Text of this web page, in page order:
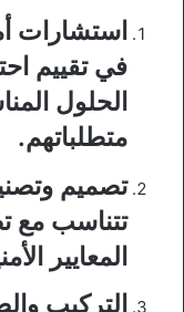
استشارات
في تقييم
الحلول
متطلباتهم.
تصميم
تتناسب مع
المعايير
التركيب